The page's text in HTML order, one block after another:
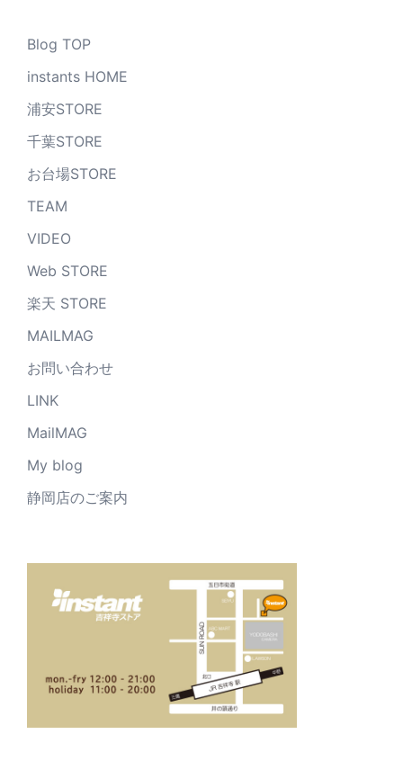
Blog TOP
instants HOME
浦安STORE
千葉STORE
お台場STORE
TEAM
VIDEO
Web STORE
楽天 STORE
MAILMAG
お問い合わせ
LINK
MailMAG
My blog
静岡店のご案内